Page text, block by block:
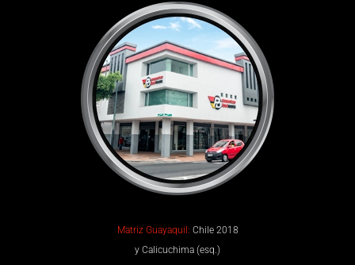
Matriz Guayaquil: Chile 2018
y Calicuchima (esq.)